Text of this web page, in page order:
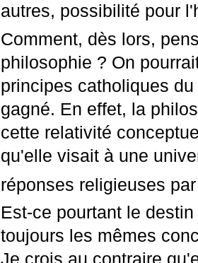
autres, possibilité pour
Comment, dès lors,
philosophie ? On
principes catholiques
gagné. En effet, la
cette relativité
qu'elle visait à une
réponses religieuses
Est-ce pourtant le
toujours les mêmes
Je crois au contraire